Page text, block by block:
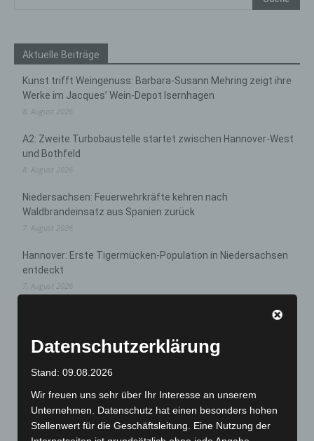
Aktuelle Beiträge
Kunst trifft Weingenuss: Barbara-Susann Mehring zeigt ihre
Werke im Jacques’ Wein-Depot Isernhagen
8. August 2026
A2: Zweite Turbobaustelle startet zwischen Hannover-West
und Bothfeld
8. August 2026
Niedersachsen: Feuerwehrkräfte kehren nach
Waldbrandeinsatz aus Spanien zurück
7. August 2026
Hannover: Erste Tigermücken-Population in Niedersachsen
entdeckt
7. August 2026
Brand im „Haus der Begegnung“ in Neuwarmbüchen schnell
6. August 2026
Region Hannover: 21 neue Notfallsanitäter starten beim
Mann läuft mit Hockeyschläger über A7 – Polizei sucht
Datenschutzerklärung
Stand: 09.08.2026
Wir freuen uns sehr über Ihr Interesse an unserem
Unternehmen. Datenschutz hat einen besonders hohen
Stellenwert für die Geschäftsleitung. Eine Nutzung der